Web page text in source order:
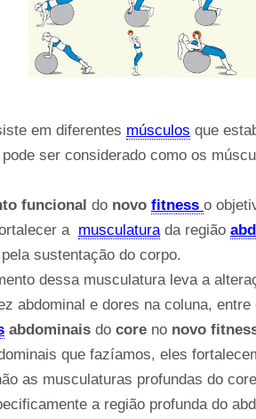
em diferentes músculos que
ser considerado como os
funcional do novo fitness o
a musculaturada região
sustentação do corpo.
dessa musculatura leva a
abdominal e dores na coluna,
abdominais do core no novo
que fazíamos, eles
as musculaturas profundas do
a região profunda do